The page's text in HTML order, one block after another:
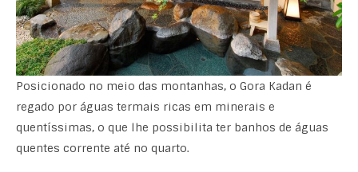
Posicionado no meio das montanhas, o Gora Kadan é
regado por águas termais ricas em minerais e
quentíssimas, o que lhe possibilita ter banhos de águas
quentes corrente até no quarto.